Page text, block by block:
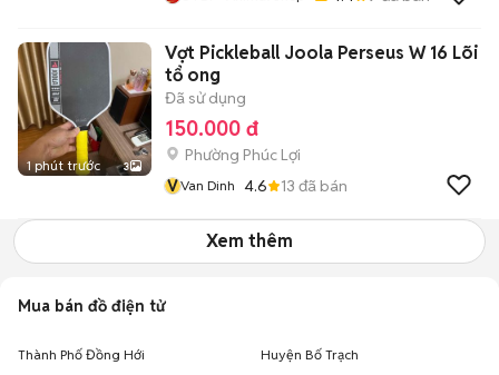
1 phút trước 3
Vợt Pickleball Joola Perseus W 16 Lõi
tổ ong
Đã sử dụng
150.000 đ
Phường Phúc Lợi
VVan Dinh 4.6 13 đã bán
Xem thêm
Mua bán đồ điện tử
Thành Phố Đồng Hới Huyện Bố Trạch